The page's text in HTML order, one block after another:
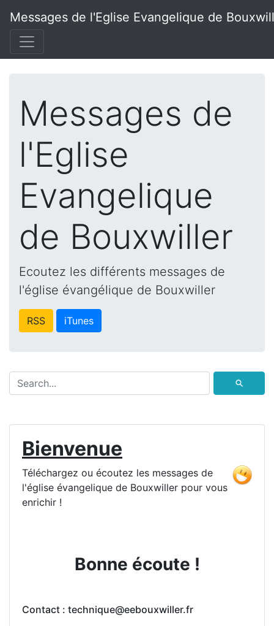
Messages de l'Eglise Evangelique de
Messages de
l'Eglise
Evangelique
de Bouxwiller
Ecoutez les différents messages de
l'église évangélique de Bouxwiller
RSS iTunes
⚲
Bienvenue
Téléchargez ou écoutez les messages de
l'église évangelique de Bouxwiller pour vous
enrichir !
Bonne écoute !
Contact : technique@eebouxwiller.fr